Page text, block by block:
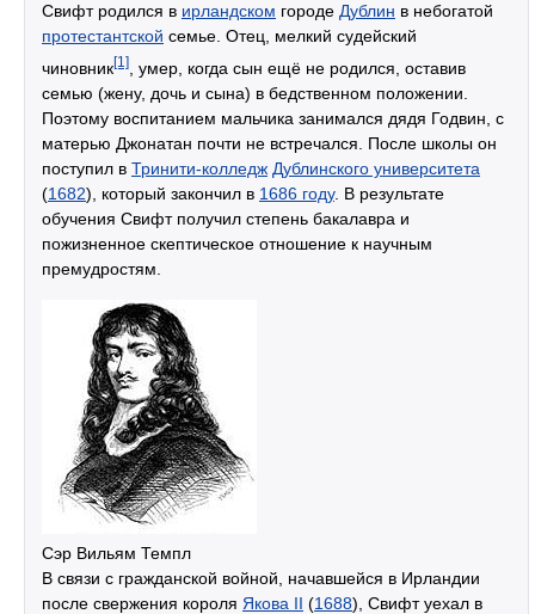
Свифт родился в ирландском городе Дублин в небогатой
протестантской семье. Отец, мелкий судейский
чиновник[1]
, умер, когда сын ещё не родился, оставив
семью (жену, дочь и сына) в бедственном положении.
Поэтому воспитанием мальчика занимался дядя Годвин, с
матерью Джонатан почти не встречался. После школы он
поступил в Тринити-колледж Дублинского университета
(1682), который закончил в 1686 году. В результате
обучения Свифт получил степень бакалавра и
пожизненное скептическое отношение к научным
премудростям.
Сэр Вильям Темпл
В связи с гражданской войной, начавшейся в Ирландии
после свержения короля Якова II (1688), Свифт уехал в